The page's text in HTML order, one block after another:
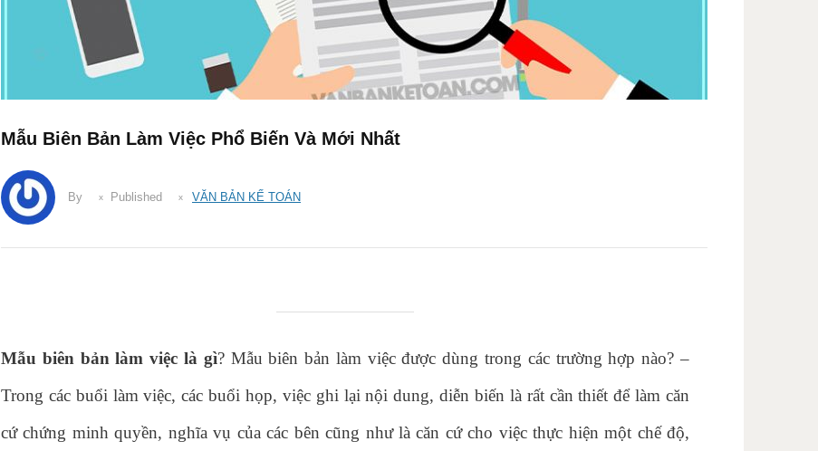
Mẫu Biên Bản Làm Việc Phổ Biến Và Mới Nhất
By Published VĂN BẢN KẾ TOÁN
Mẫu biên bản làm việc là gì? Mẫu biên bản làm việc được dùng trong các trường hợp nào? –
Trong các buổi làm việc, các buổi họp, việc ghi lại nội dung, diễn biến là rất cần thiết để làm căn
cứ chứng minh quyền, nghĩa vụ của các bên cũng như là căn cứ cho việc thực hiện một chế độ,